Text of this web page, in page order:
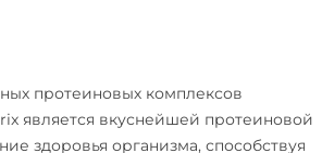
протеиновых комплексов
является вкуснейшей протеиновой
здоровья организма, способствуя